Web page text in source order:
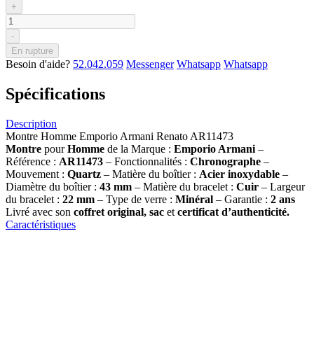
+
-
En rupture
Besoin d'aide? 52.042.059 Messenger Whatsapp Whatsapp
Spécifications
Description
Montre Homme Emporio Armani Renato AR11473
Montre pourHomme de la Marque : Emporio Armani –
Référence : AR11473 – Fonctionnalités : Chronographe –
Mouvement : Quartz – Matière du boîtier : Acier inoxydable –
Diamètre du boîtier : 43 mm – Matière du bracelet : Cuir – Largeur
du bracelet : 22 mm – Type de verre : Minéral – Garantie : 2 ans
Livré avec son coffret original, sac et certificat d’authenticité.
Caractéristiques